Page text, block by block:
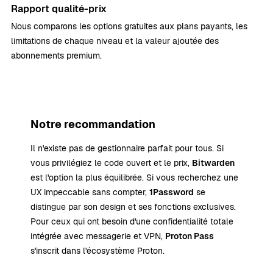
Rapport qualité-prix
Nous comparons les options gratuites aux plans payants, les
limitations de chaque niveau et la valeur ajoutée des
abonnements premium.
Notre recommandation
Il n'existe pas de gestionnaire parfait pour tous. Si
vous privilégiez le code ouvert et le prix, Bitwarden
est l'option la plus équilibrée. Si vous recherchez une
UX impeccable sans compter, 1Password se
distingue par son design et ses fonctions exclusives.
Pour ceux qui ont besoin d'une confidentialité totale
intégrée avec messagerie et VPN, Proton Pass
s'inscrit dans l'écosystème Proton.